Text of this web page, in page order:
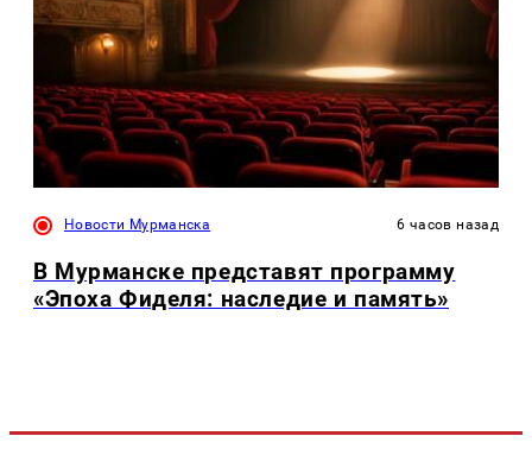
Новости Мурманска 6 часов назад
В Мурманске представят программу
«Эпоха Фиделя: наследие и память»